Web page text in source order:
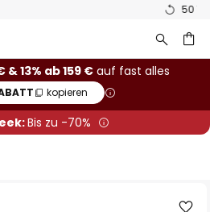
& 13% ab 159 €auf fast alles
kopieren
Bis zu -70%